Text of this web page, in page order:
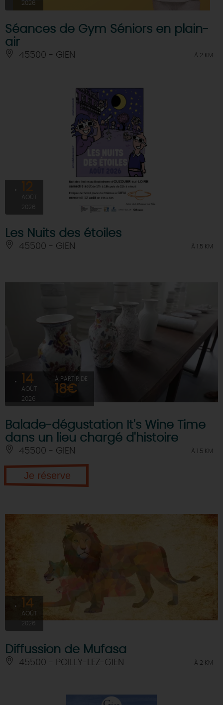
2026
Séances de Gym Séniors en plain-
air
45500 - GIEN À 2 KM
12
AOÛT
2026
Les Nuits des étoiles
45500 - GIEN À 1.5 KM
14
AOÛT
2026
À PARTIR DE
18€
Balade-dégustation It's Wine Time
dans un lieu chargé d'histoire
45500 - GIEN À 1.5 KM
Je réserve
14
AOÛT
2026
Diffussion de Mufasa
45500 - POILLY-LEZ-GIEN À 2 KM